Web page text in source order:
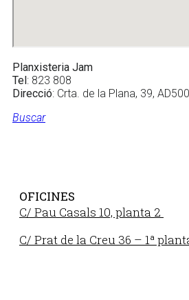
Planxisteria Jam
Tel: 823 808
Direcció: Crta. de la Plana, 39,
Buscar
OFICINES
C/ Pau Casals 10, planta 2
C/ Prat de la Creu 36 – 1ª